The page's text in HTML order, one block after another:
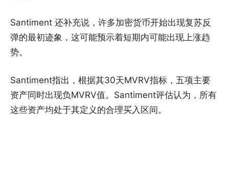
Santiment 还补充说，许多加密货币开始出现复苏反
弹的最初迹象，这可能预示着短期内可能出现上涨趋
势。
Santiment指出，根据其30天MVRV指标，五项主要
资产同时出现负MVRV值。Santiment评估认为，所有
这些资产均处于其定义的合理买入区间。